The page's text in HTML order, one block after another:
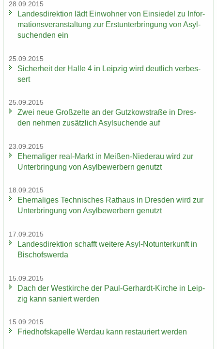
28.09.2015
Lan­des­di­rek­ti­on lädt Ein­woh­ner von Ein­sie­del zu In­for­
ma­ti­ons­ver­an­stal­tung zur Erst­un­ter­brin­gung von Asyl­
su­chen­den ein
25.09.2015
Si­cher­heit der Halle 4 in Leip­zig wird deut­lich ver­bes­
sert
25.09.2015
Zwei neue Groß­zel­te an der Gutz­kow­stra­ße in Dres­
den neh­men zu­sätz­lich Asyl­su­chen­de auf
23.09.2015
Ehe­ma­li­ger real-​Markt in Meißen-​Niederau wird zur
Un­ter­brin­gung von Asyl­be­wer­bern ge­nutzt
18.09.2015
Ehe­ma­li­ges Tech­ni­sches Rat­haus in Dres­den wird zur
Un­ter­brin­gung von Asyl­be­wer­bern ge­nutzt
17.09.2015
Lan­des­di­rek­ti­on schafft wei­te­re Asyl-​Notunterkunft in
Bi­schofs­wer­da
15.09.2015
Dach der West­kir­che der Paul-​Gerhardt-Kirche in Leip­
zig kann sa­niert wer­den
15.09.2015
Fried­hofs­ka­pel­le Wer­dau kann re­stau­riert wer­den